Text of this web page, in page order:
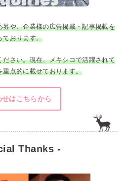
募や、企業様の広告掲載・記事掲載を
ております。
ださい。現在、メキシコで活躍されて
重点的に載せております。
せはこちらから
Thanks -